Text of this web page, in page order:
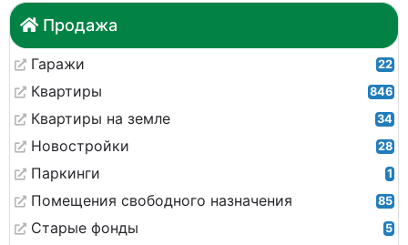
Продажа
Гаражи 22
Квартиры 846
Квартиры на земле 34
Новостройки 28
Паркинги 1
Помещения свободного назначения 85
Старые фонды 5